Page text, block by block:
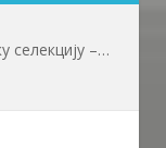
ФК „Престиж“ формирао омладинску селекцију – нови корак у развоју младих фудбалера